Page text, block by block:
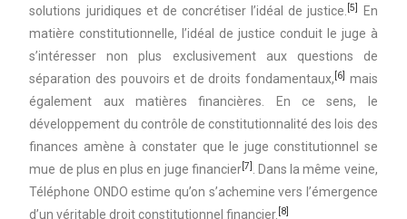
solutions juridiques et de concrétiser l’idéal de justice. [5]
En
matière constitutionnelle, l’idéal de justice conduit le juge à
s’intéresser non plus exclusivement aux questions de
séparation des pouvoirs et de droits fondamentaux, [6] mais
également aux matières financières. En ce sens, le
développement du contrôle de constitutionnalité des lois des
finances amène à constater que le juge constitutionnel se
mue de plus en plus en juge financier[7]
. Dans la même veine,
Téléphone ONDO estime qu’on s’achemine vers l’émergence
d’un véritable droit constitutionnel financier. [8]